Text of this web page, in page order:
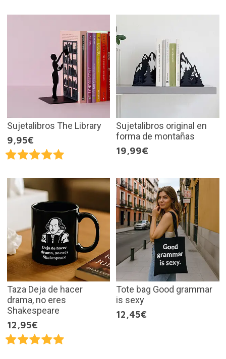
Sujetalibros The Library
9,95€
Sujetalibros original en
forma de montañas
19,99€
Taza Deja de hacer
drama, no eres
Shakespeare
12,95€
Tote bag Good grammar
is sexy
12,45€